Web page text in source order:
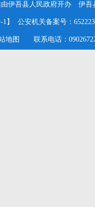
伊吾县人民政府开办 伊吾
】 公安机关备案号：
地图 联系电话：